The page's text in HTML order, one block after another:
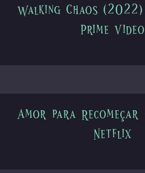
Walking Chaos
Prime Video
Amor para
Netflix